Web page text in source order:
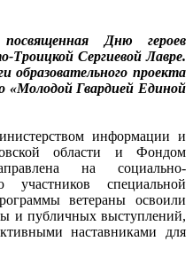
Дню героев
Троицкой Сергиевой Лавре.
образовательного проекта
«Молодой Гвардией Единой
информации и
области и Фондом
на социально-
участников специальной
ветераны освоили
и публичных выступлений,
наставниками для